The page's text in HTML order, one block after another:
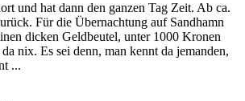
und hat dann den ganzen Tag Zeit. Ab ca.
Für die Übernachtung auf Sandhamn
dicken Geldbeutel, unter 1000 Kronen
nix. Es sei denn, man kennt da jemanden,
...